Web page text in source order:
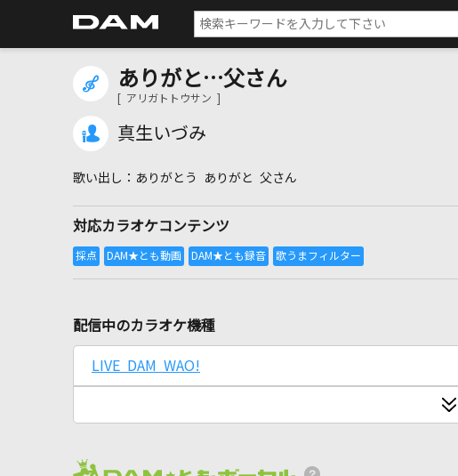
ありがと…父さん
[ アリガトトウサン ]
真生いづみ
ありがとう ありがと 父さん
対応カラオケコンテンツ
配信中のカラオケ機種
LIVE DAM WAO!